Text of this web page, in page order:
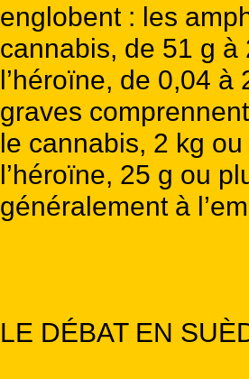
englobent : les
cannabis, de 51 g
l’héroïne, de 0,04
graves
le cannabis, 2 kg
l’héroïne, 25 g ou
généralement à
LE DÉBAT EN